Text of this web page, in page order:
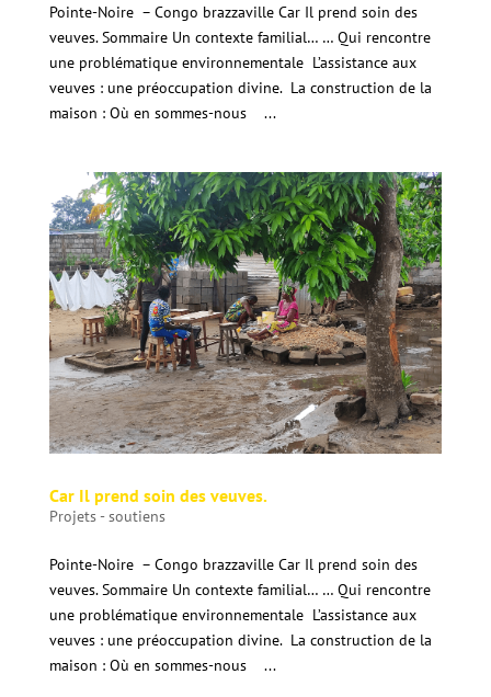
Pointe-Noire – Congo brazzaville Car Il prend soin des
veuves. Sommaire Un contexte familial… … Qui rencontre
une problématique environnementale L’assistance aux
veuves : une préoccupation divine. La construction de la
maison : Où en sommes-nous ...
Car Il prend soin des veuves.
Projets - soutiens
Pointe-Noire – Congo brazzaville Car Il prend soin des
veuves. Sommaire Un contexte familial… … Qui rencontre
une problématique environnementale L’assistance aux
veuves : une préoccupation divine. La construction de la
maison : Où en sommes-nous ...